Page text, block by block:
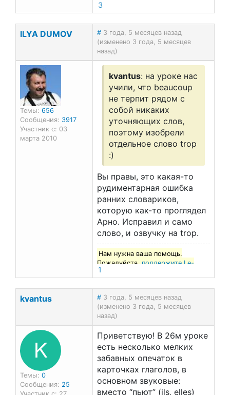
3
ILYA DUMOV # 3 года, 5 месяцев назад
(изменено 3 года, 5 месяцев
назад)
Темы: 656
Сообщения: 3917
Участник с: 03
марта 2010
kvantus: на уроке нас
учили, что beaucoup
не терпит рядом с
собой никаких
уточняющих слов,
поэтому изобрели
отдельное слово trop
:)
Вы правы, это какая-то
рудиментарная ошибка
ранних словариков,
которую как-то проглядел
Арно. Исправил и само
слово, и озвучку на trop.
Нам нужна ваша помощь.
Пожалуйста,поддержите Le-
francais.ru
1
kvantus # 3 года, 5 месяцев назад
(изменено 3 года, 5 месяцев
назад)
K
Темы: 0
Сообщения: 25
Приветствую! В 26м уроке
есть несколько мелких
забавных опечаток в
карточках глаголов, в
основном звуковые:
вместо “пьют” (ils, elles)